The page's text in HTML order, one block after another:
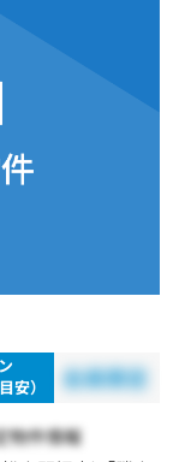
安）
会員限定
物件情報